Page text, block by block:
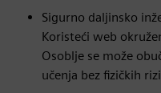
Sigurno daljinsko
Koristeći web
Osoblje se može
učenja bez fizičkih